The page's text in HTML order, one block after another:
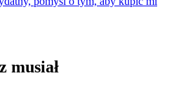
musiał